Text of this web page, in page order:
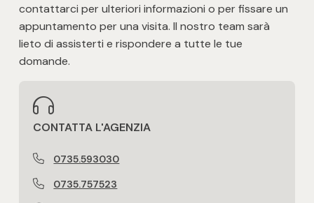
contattarci per ulteriori informazioni o per fissare un
appuntamento per una visita. Il nostro team sarà
lieto di assisterti e rispondere a tutte le tue
domande.
CONTATTA L'AGENZIA
0735.593030
0735.757523